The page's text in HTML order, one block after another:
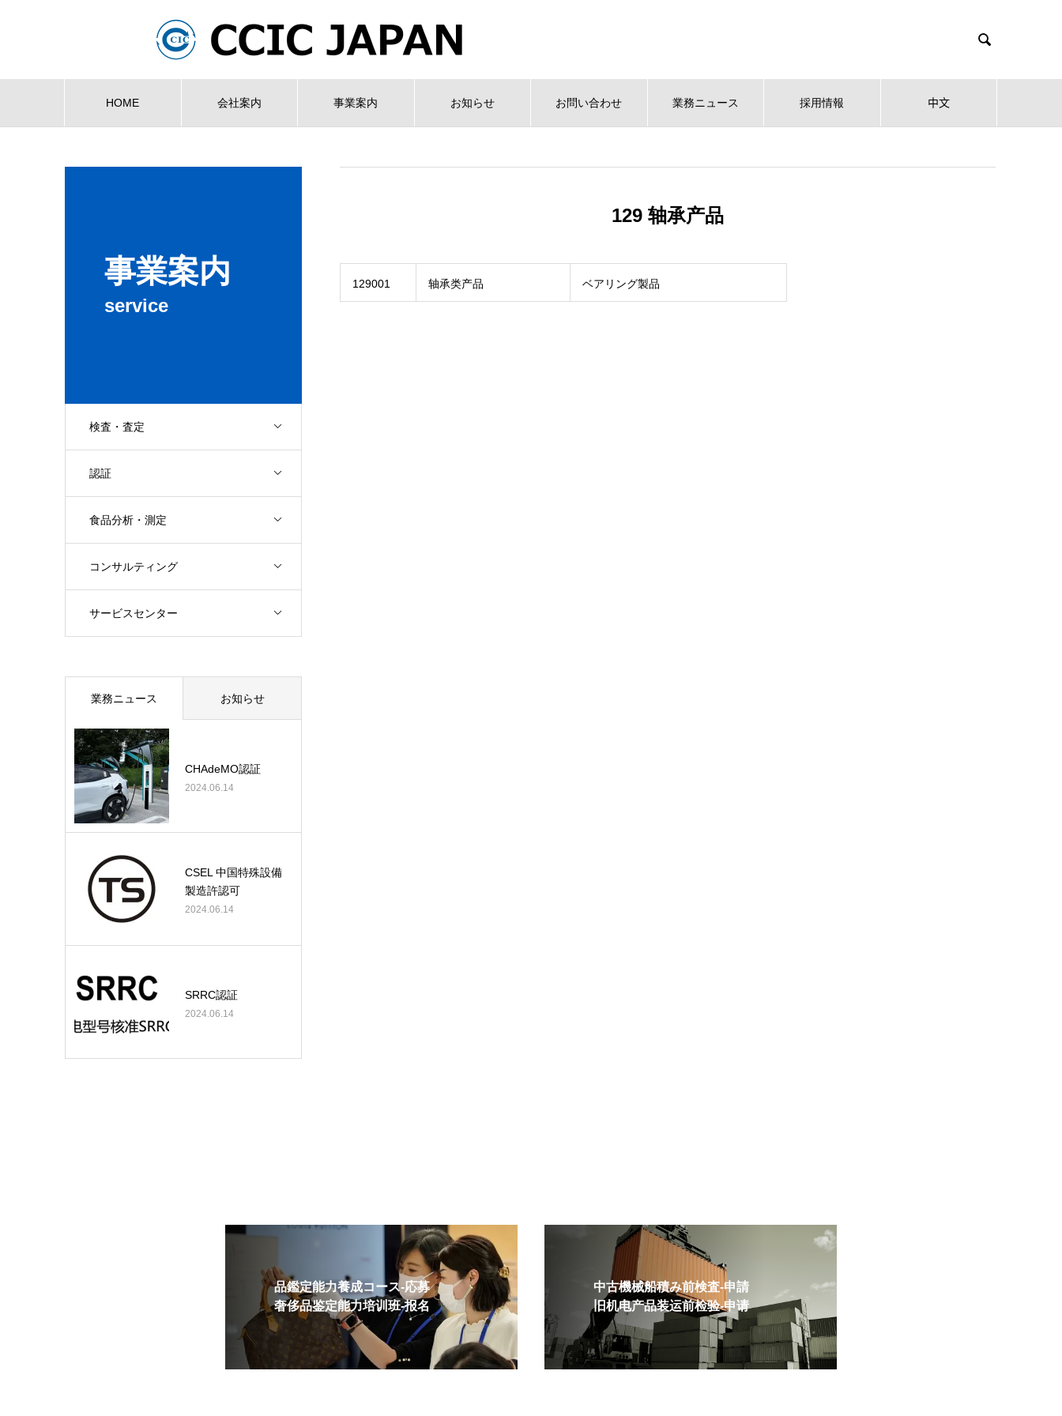

HOME 会社案内 事業案内 お知らせ お問い合わせ 業務ニュース 採用情報 中文
事業案内
service
検査・査定
認証
食品分析・測定
コンサルティング
サービスセンター
129 轴承产品
129001 轴承类产品 ベアリング製品
業務ニュース お知らせ
CHAdeMO認証
2024.06.14
CSEL 中国特殊設備
製造許認可
2024.06.14
SRRC認証
2024.06.14
品鑑定能力養成コース-応募
奢侈品鉴定能力培训班-报名
中古機械船積み前検査-申請
旧机电产品装运前检验-申请